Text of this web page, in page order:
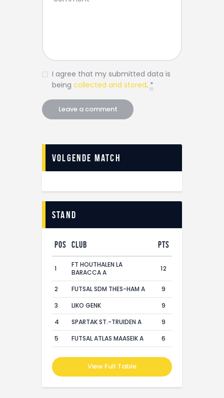
I agree that my submitted data is
being collected and stored. *
Volgende match
Stand
Pos Club Pts
1
FT HOUTHALEN LA
BARACCA A
12
2 FUTSAL SDM THES-HAM A
9
3
LIKO GENK
9
4
SPARTAK ST.-TRUIDEN A
9
5
FUTSAL ATLAS MAASEIK A 6
View Full Table